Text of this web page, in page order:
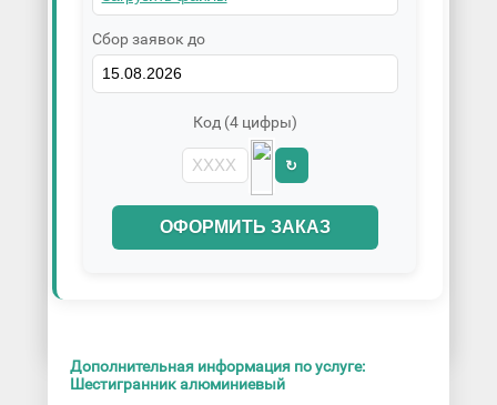
Сбор заявок до
Код (4 цифры)
↻
ОФОРМИТЬ ЗАКАЗ
Дополнительная информация по услуге:
Шестигранник алюминиевый